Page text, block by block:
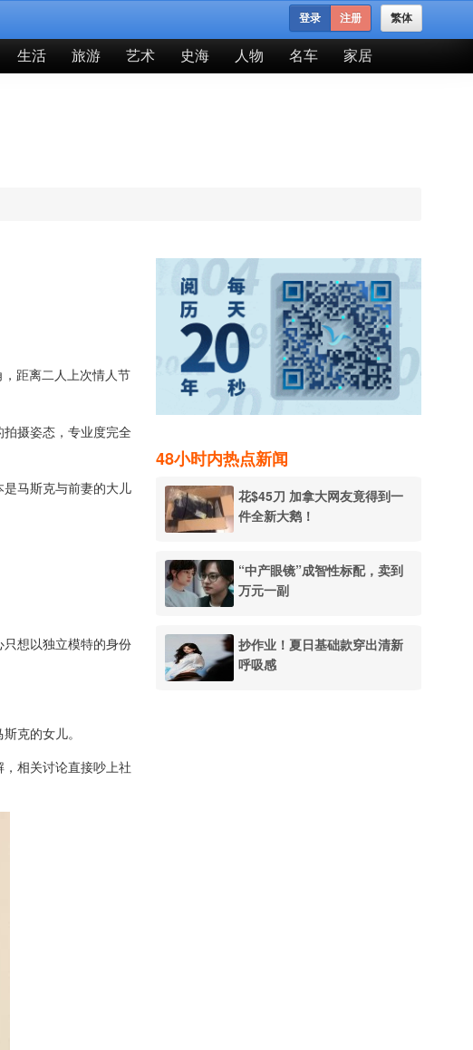
繁体
登录 注册
生活 旅游 艺术 史海 人物 名车 家居
距离二人上次情人节
摄姿态，专业度完全
马斯克与前妻的大儿
想以独立模特的身份
克的女儿。
相关讨论直接吵上社
48小时内热点新闻
花$45刀 加拿大网友竟得到一
件全新大鹅！
“中产眼镜”成智性标配，卖到
万元一副
抄作业！夏日基础款穿出清新
呼吸感